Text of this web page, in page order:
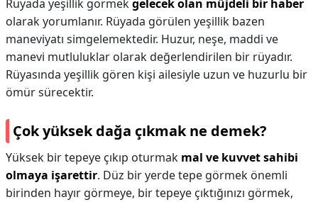
Rüyada yeşillik görmekgelecek olan müjdeli bir haber
olarak yorumlanır. Rüyada görülen yeşillik bazen
maneviyatı simgelemektedir. Huzur, neşe, maddi ve
manevi mutluluklar olarak değerlendirilen bir rüyadır.
Rüyasında yeşillik gören kişi ailesiyle uzun ve huzurlu bir
ömür sürecektir.
Çok yüksek dağa çıkmak ne demek?
Yüksek bir tepeye çıkıp oturmak mal ve kuvvet sahibi
olmaya işarettir. Düz bir yerde tepe görmek önemli
birinden hayır görmeye, bir tepeye çıktığınızı görmek,